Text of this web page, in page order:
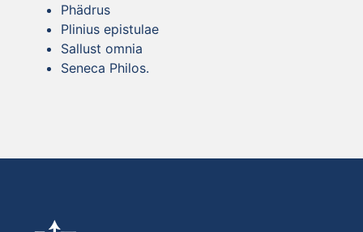
Phädrus
Plinius epistulae
Sallust omnia
Seneca Philos.